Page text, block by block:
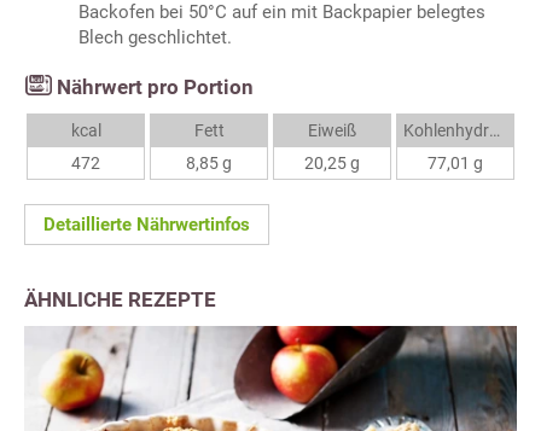
Backofen bei 50°C auf ein mit Backpapier belegtes
Blech geschlichtet.
Nährwert pro Portion
kcal
472
Fett
8,85 g
Eiweiß
20,25 g
Kohlenhydrate
77,01 g
Detaillierte Nährwertinfos
ÄHNLICHE REZEPTE